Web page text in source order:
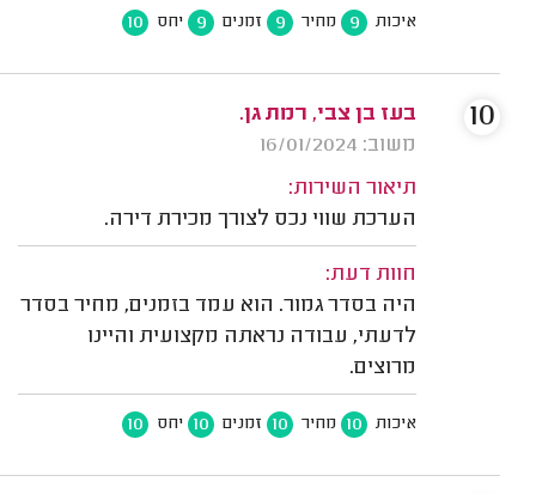
איכות 9 מחיר 9 זמנים 9 יחס 10
בעז בן צבי, רמת גן.
משוב: 16/01/2024
תיאור השירות:
הערכת שווי נכס לצורך מכירת דירה.
חוות דעת:
היה בסדר גמור. הוא עמד בזמנים, מחיר בסדר
לדעתי, עבודה נראתה מקצועית והיינו
מרוצים.
איכות 10 מחיר 10 זמנים 10 יחס 10
10